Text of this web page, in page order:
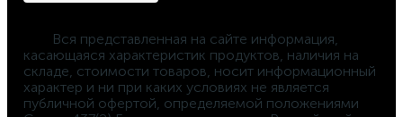
касающаяся характеристик продуктов, наличия на
складе, стоимости товаров, носит информационный
характер и ни при каких условиях не является
публичной офертой, определяемой положениями